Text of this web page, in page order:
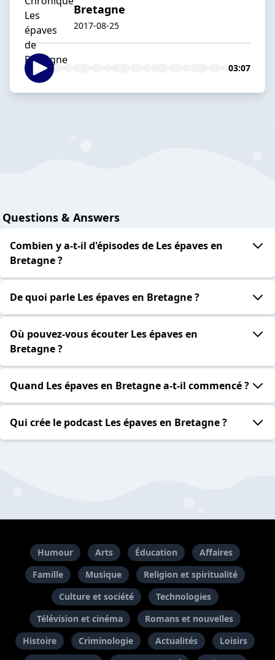
Bretagne
2017-08-25
03:07
Questions & Answers
Combien y a-t-il d'épisodes de Les épaves en
Bretagne ?
De quoi parle Les épaves en Bretagne ?
Où pouvez-vous écouter Les épaves en
Bretagne ?
Quand Les épaves en Bretagne a-t-il commencé ?
Qui crée le podcast Les épaves en Bretagne ?
Humour Arts Éducation
Affaires
Famille
Musique
Religion et spiritualité
Culture et société
Technologies
Télévision et cinéma
Romans et nouvelles
Histoire
Criminologie Actualités
Loisirs